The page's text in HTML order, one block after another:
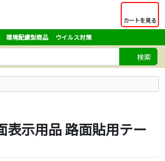
カートを見る
環境配慮型商品 ウイルス対策
検索
表示用品 路面貼用テー